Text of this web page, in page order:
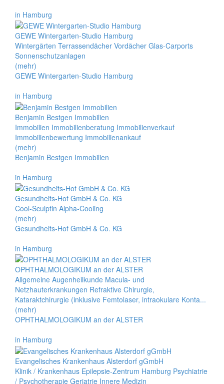
in Hamburg
GEWE Wintergarten-Studio Hamburg
Wintergärten Terrassendächer Vordächer Glas-Carports
Sonnenschutzanlagen
(mehr)
GEWE Wintergarten-Studio Hamburg
in Hamburg
Benjamin Bestgen Immobilien
Immobilien Immobilienberatung Immobilienverkauf
Immobilienbewertung Immobilienankauf
(mehr)
Benjamin Bestgen Immobilien
in Hamburg
Gesundheits-Hof GmbH & Co. KG
Cool-Sculptin Alpha-Cooling
(mehr)
Gesundheits-Hof GmbH & Co. KG
in Hamburg
OPHTHALMOLOGIKUM an der ALSTER
Allgemeine Augenheilkunde Macula- und
Netzhauterkrankungen Refraktive Chirurgie,
Kataraktchirurgie (inklusive Femtolaser, intraokulare Konta...
(mehr)
OPHTHALMOLOGIKUM an der ALSTER
in Hamburg
Evangelisches Krankenhaus Alsterdorf gGmbH
Klinik / Krankenhaus Epilepsie-Zentrum Hamburg Psychiatrie
/ Psychotherapie Geriatrie Innere Medizin